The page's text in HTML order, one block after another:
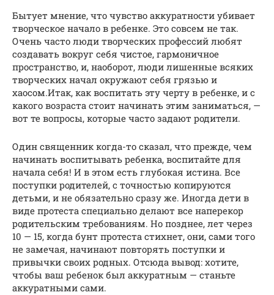
Бытует мнение, что чувство аккуратности убивает
творческое начало в ребенке. Это совсем не так.
Очень часто люди творческих профессий любят
создавать вокруг себя чистое, гармоничное
пространство, и, наоборот, люди лишенные всяких
творческих начал окружают себя грязью и
хаосом.Итак, как воспитать эту черту в ребенке, и с
какого возраста стоит начинать этим заниматься, —
вот те вопросы, которые часто задают родители.
Один священник когда-то сказал, что прежде, чем
начинать воспитывать ребенка, воспитайте для
начала себя! И в этом есть глубокая истина. Все
поступки родителей, с точностью копируются
детьми, и не обязательно сразу же. Иногда дети в
виде протеста специально делают все наперекор
родительским требованиям. Но позднее, лет через
10 — 15, когда бунт протеста стихнет, они, сами того
не замечая, начинают повторять поступки и
привычки своих родных. Отсюда вывод: хотите,
чтобы ваш ребенок был аккуратным — станьте
аккуратными сами.